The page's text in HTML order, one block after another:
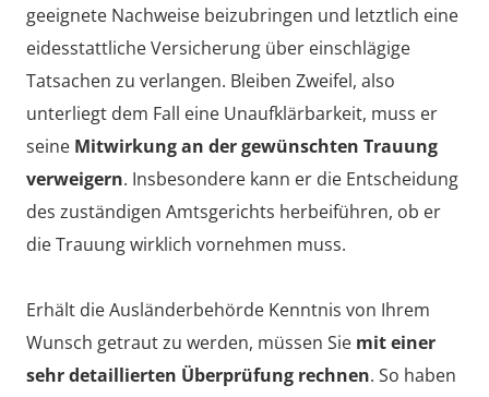
geeignete Nachweise beizubringen und letztlich eine
eidesstattliche Versicherung über einschlägige
Tatsachen zu verlangen. Bleiben Zweifel, also
unterliegt dem Fall eine Unaufklärbarkeit, muss er
seine Mitwirkung an der gewünschten Trauung
verweigern. Insbesondere kann er die Entscheidung
des zuständigen Amtsgerichts herbeiführen, ob er
die Trauung wirklich vornehmen muss.
Erhält die Ausländerbehörde Kenntnis von Ihrem
Wunsch getraut zu werden, müssen Sie mit einer
sehr detaillierten Überprüfung rechnen. So haben